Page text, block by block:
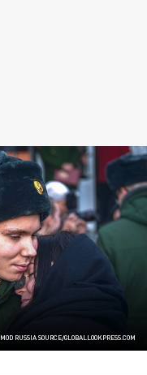
MOD RUSSIA SOURCE/GLOBALLOOKPRESS.COM